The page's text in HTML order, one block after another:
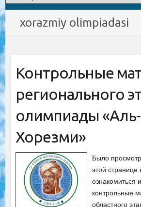
xorazmiy olimpiadasi
Контрольные
регионального
олимпиады «Аль-
Хорезми»
Было
этой
ознакомиться
контрольные
областного